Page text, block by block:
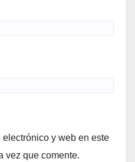
y web en este
vez que comente.